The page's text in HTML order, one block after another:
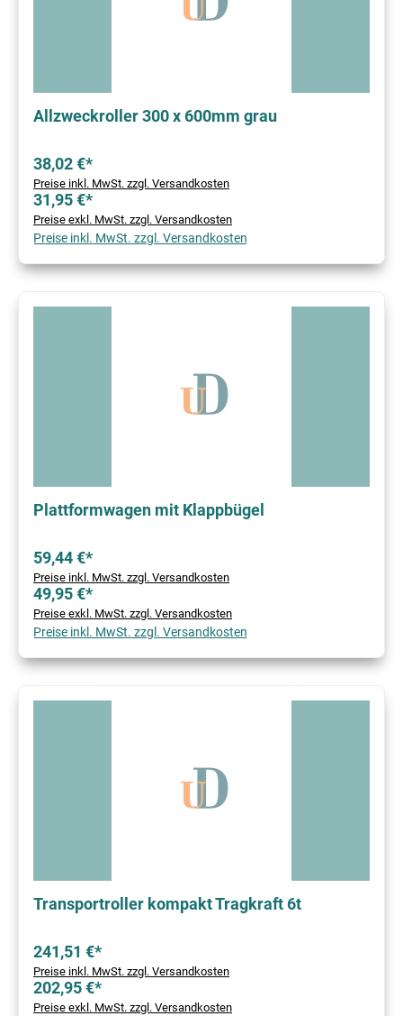
Allzweckroller 300 x 600mm grau
38,02 €*
Preise inkl. MwSt. zzgl. Versandkosten
31,95 €*
Preise exkl. MwSt. zzgl. Versandkosten
Preise inkl. MwSt. zzgl. Versandkosten
Plattformwagen mit Klappbügel
59,44 €*
Preise inkl. MwSt. zzgl. Versandkosten
49,95 €*
Preise exkl. MwSt. zzgl. Versandkosten
Preise inkl. MwSt. zzgl. Versandkosten
Transportroller kompakt Tragkraft 6t
241,51 €*
Preise inkl. MwSt. zzgl. Versandkosten
202,95 €*
Preise exkl. MwSt. zzgl. Versandkosten